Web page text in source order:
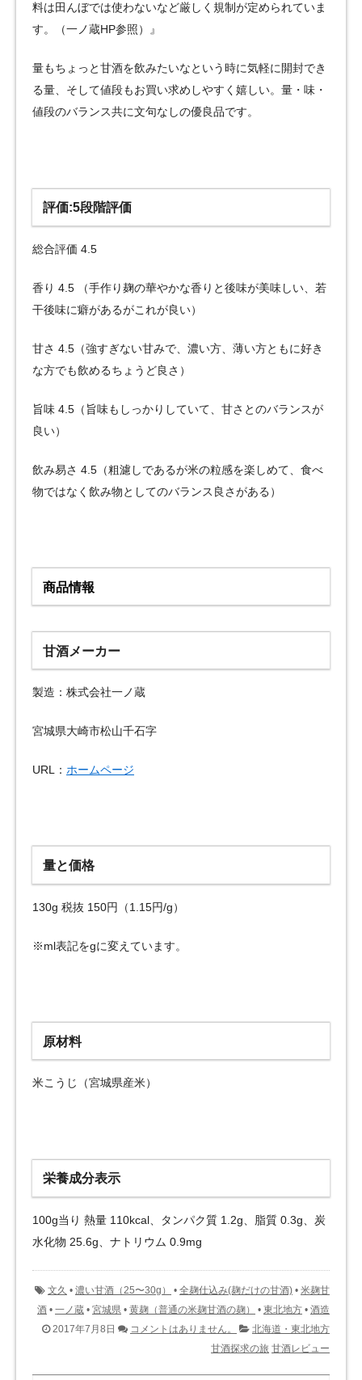
料は田んぼでは使わないなど厳しく規制が定められていま
す。（一ノ蔵HP参照）』
量もちょっと甘酒を飲みたいなという時に気軽に開封でき
る量、そして値段もお買い求めしやすく嬉しい。量・味・
値段のバランス共に文句なしの優良品です。
評価:5段階評価
総合評価 4.5
香り 4.5 （手作り麹の華やかな香りと後味が美味しい、若
干後味に癖があるがこれが良い）
甘さ 4.5（強すぎない甘みで、濃い方、薄い方ともに好き
な方でも飲めるちょうど良さ）
旨味 4.5（旨味もしっかりしていて、甘さとのバランスが
良い）
飲み易さ 4.5（粗濾しであるが米の粒感を楽しめて、食べ
物ではなく飲み物としてのバランス良さがある）
商品情報
甘酒メーカー
製造：株式会社一ノ蔵
宮城県大崎市松山千石字
URL： ホームページ
量と価格
130g 税抜 150円（1.15円/g）
※ml表記をgに変えています。
原材料
米こうじ（宮城県産米）
栄養成分表示
100g当り 熱量 110kcal、タンパク質 1.2g、脂質 0.3g、炭
水化物 25.6g、ナトリウム 0.9mg
文久 • 濃い甘酒（25〜30g） • 全麹仕込み(麹だけの甘酒) • 米麹甘
酒 • 一ノ蔵 • 宮城県 • 黄麹（普通の米麹甘酒の麹） • 東北地方 • 酒造
2017年7月8日
コメントはありません。
北海道・東北地方
甘酒探求の旅 甘酒レビュー